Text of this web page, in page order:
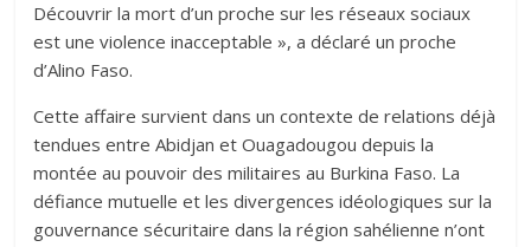
Découvrir la mort d’un proche sur les réseaux sociaux
est une violence inacceptable », a déclaré un proche
d’Alino Faso.
Cette affaire survient dans un contexte de relations déjà
tendues entre Abidjan et Ouagadougou depuis la
montée au pouvoir des militaires au Burkina Faso. La
défiance mutuelle et les divergences idéologiques sur la
gouvernance sécuritaire dans la région sahélienne n’ont